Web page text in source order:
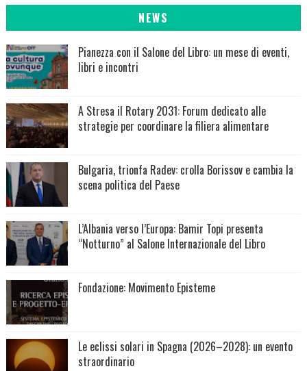
NEWS
Pianezza con il Salone del Libro: un mese di eventi,
libri e incontri
A Stresa il Rotary 2031: Forum dedicato alle
strategie per coordinare la filiera alimentare
Bulgaria, trionfa Radev: crolla Borissov e cambia la
scena politica del Paese
L’Albania verso l’Europa: Bamir Topi presenta
“Notturno” al Salone Internazionale del Libro
Fondazione: Movimento Episteme
Le eclissi solari in Spagna (2026–2028): un evento
straordinario